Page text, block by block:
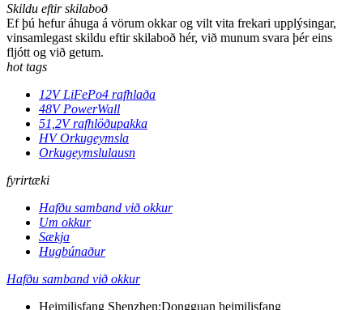
Skildu eftir skilaboð
Ef þú hefur áhuga á vörum okkar og vilt vita frekari upplýsingar,
vinsamlegast skildu eftir skilaboð hér, við munum svara þér eins
fljótt og við getum.
hot tags
12V LiFePo4 rafhlaða
48V PowerWall
51,2V rafhlöðupakka
HV Orkugeymsla
Orkugeymslulausn
fyrirtæki
Hafðu samband við okkur
Um okkur
Sækja
Hugbúnaður
Hafðu samband við okkur
Heimilisfang Shenzhen;Dongguan heimilisfang